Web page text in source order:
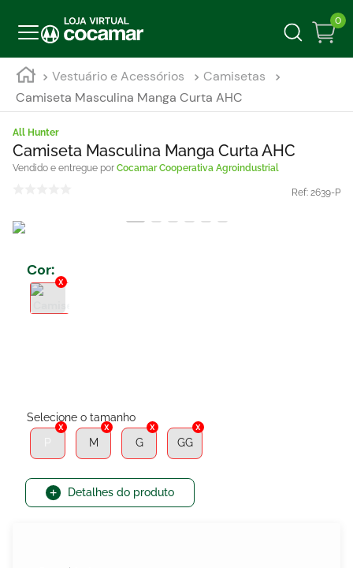
0
Vestuário e Acessórios
Camisetas
Camiseta Masculina Manga Curta AHC
All Hunter
Camiseta Masculina Manga Curta AHC
Cocamar Cooperativa Agroindustrial
Ref: 2639-P
Cor:
M G GG
Detalhes do produto